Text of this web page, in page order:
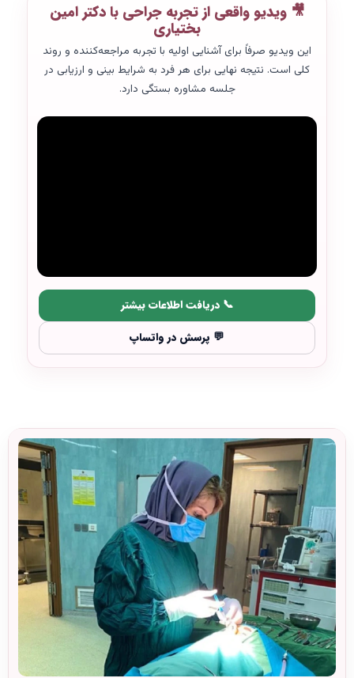
🎥 ویدیو واقعی از تجربه جراحی با دکتر امین
بختیاری
این ویدیو صرفاً برای آشنایی اولیه با تجربه مراجعه‌کننده و روند
کلی است. نتیجه نهایی برای هر فرد به شرایط بینی و ارزیابی در
جلسه مشاوره بستگی دارد.
📞 دریافت اطلاعات بیشتر
💬 پرسش در واتساپ